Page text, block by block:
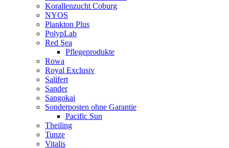
Korallenzucht Coburg
NYOS
Plankton Plus
PolypLab
Red Sea
Pflegeprodukte
Rowa
Royal Exclusiv
Salifert
Sander
Sangokai
Sonderposten ohne Garantie
Pacific Sun
Theiling
Tunze
Vitalis